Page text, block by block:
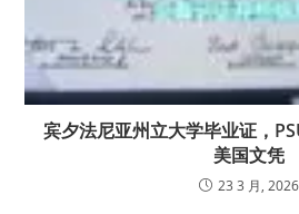
宾夕法尼亚州立大学毕业证，
美国文凭
23 3 月, 2026